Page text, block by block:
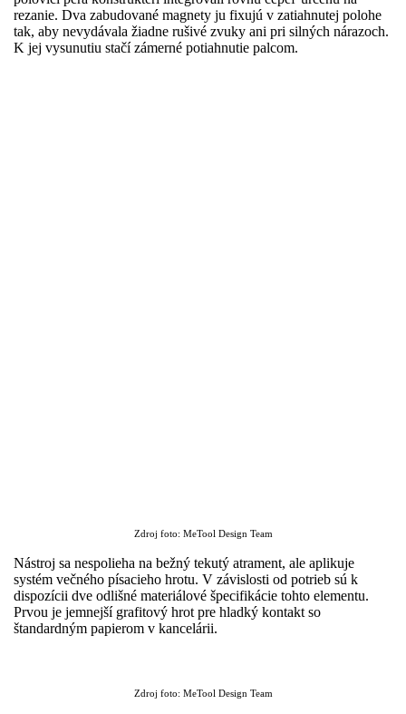
rezanie. Dva zabudované magnety ju fixujú v zatiahnutej polohe
tak, aby nevydávala žiadne rušivé zvuky ani pri silných nárazoch.
K jej vysunutiu stačí zámerné potiahnutie palcom.
Zdroj foto: MeTool Design Team
Nástroj sa nespolieha na bežný tekutý atrament, ale aplikuje
systém večného písacieho hrotu. V závislosti od potrieb sú k
dispozícii dve odlišné materiálové špecifikácie tohto elementu.
Prvou je jemnejší grafitový hrot pre hladký kontakt so
štandardným papierom v kancelárii.
Zdroj foto: MeTool Design Team